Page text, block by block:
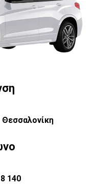
Θεσσαλονίκη
140